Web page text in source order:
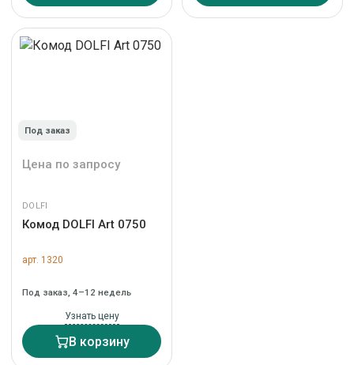
Под заказ
Цена по запросу
DOLFI
Комод DOLFI Art 0750
арт. 1320
Под заказ, 4–12 недель
Узнать цену
В корзину